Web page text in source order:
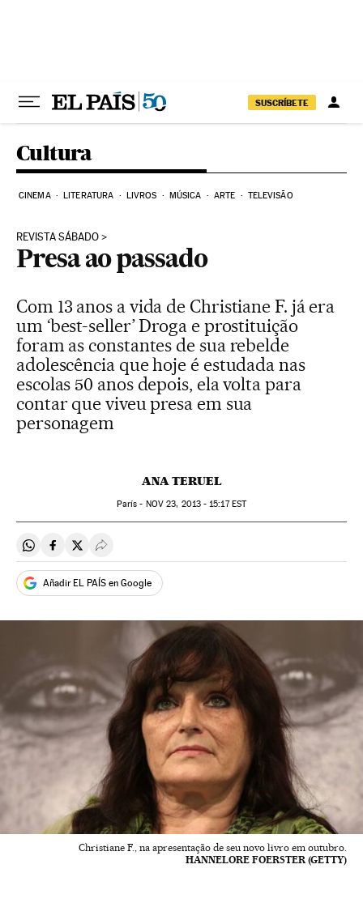
SUSCRÍBETE
Cultura
CINEMA LITERATURA LIVROS MÚSICA ARTE TELEVISÃO
REVISTA SÁBADO
Presa ao passado
Com 13 anos a vida de Christiane F. já era
um ‘best-seller’ Droga e prostituição
foram as constantes de sua rebelde
adolescência que hoje é estudada nas
escolas 50 anos depois, ela volta para
contar que viveu presa em sua
personagem
ANA TERUEL
París - NOV 23, 2013 - 15:17EST
Compartir en Whatsapp
Compartir en Facebook
Compartir en Twitter
Desplegar Redes Sociales
Añadir EL PAÍS en Google
Christiane F., na apresentação de seu novo livro em outubro.
HANNELORE FOERSTER (GETTY)